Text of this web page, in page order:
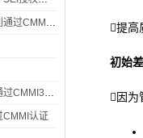
CMMI认证
提高
初始
因为